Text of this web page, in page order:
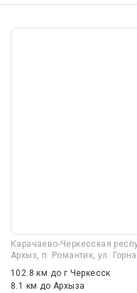
Карачаево-Черкесская
Архыз, п. Романтик, ул.
102.8 км до г Черкесск
8.1 км до Архыза